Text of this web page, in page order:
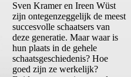
Sven Kramer en Ireen Wüst
zijn ontegenzeggelijk de meest
succesvolle schaatsers van
deze generatie. Maar waar is
hun plaats in de gehele
schaatsgeschiedenis? Hoe
goed zijn ze werkelijk?